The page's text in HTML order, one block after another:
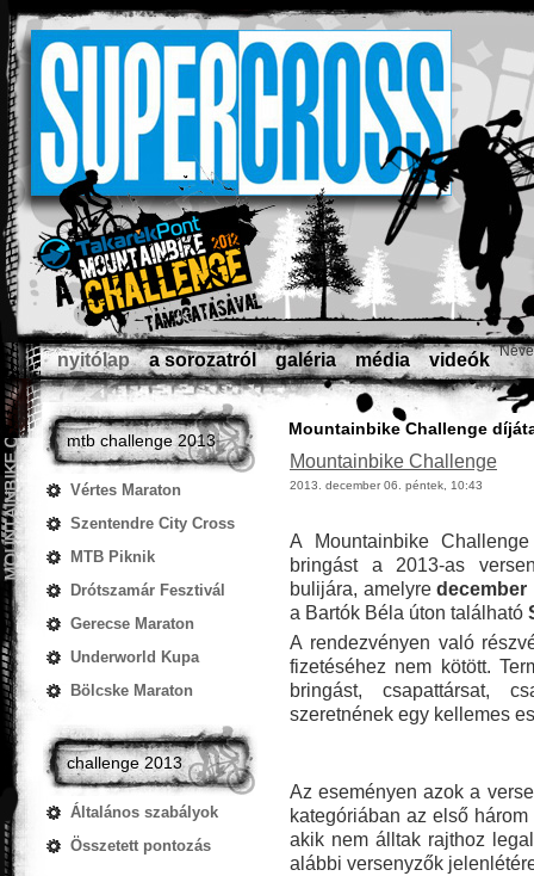
nyitólap a sorozatról galéria média videók
mtb challenge 2013
Vértes Maraton
Szentendre City Cross
MTB Piknik
Drótszamár Fesztivál
Gerecse Maraton
Underworld Kupa
Bölcske Maraton
challenge 2013
Általános szabályok
Összetett pontozás
Mountainbike Challenge
Mountainbike Challenge
2013. december 06. péntek, 10:43
A Mountainbike
bringást a 2013-as
bulijára, amelyredecember
a Bartók Béla úton található
A rendezvényen való
fizetéséhez nem kötött.
bringást, csapattársat,
szeretnének egy kellemes
Az eseményen azok a
kategóriában az első
akik nem álltak rajthoz
alábbi versenyzők